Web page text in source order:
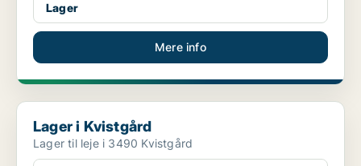
Lager
Mere info
Lager i Kvistgård
Lager i Kvistgård
Lager til leje i 3490 Kvistgård